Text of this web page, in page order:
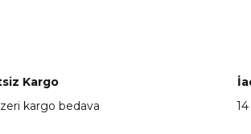
Kargo
kargo bedava